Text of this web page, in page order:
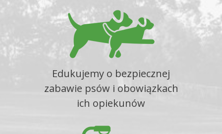
Edukujemy o bezpiecznej
zabawie psów i obowiązkach
ich opiekunów